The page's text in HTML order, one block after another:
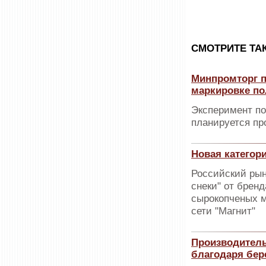
CМОТРИТЕ
Минпромторг
маркировке
Эксперимент
планируется
Новая
Российский
снеки" от
сырокопченых
сети "Магнит"
благодаря